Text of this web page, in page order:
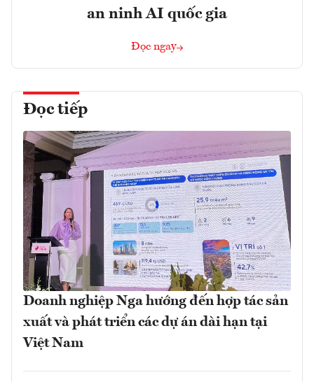
an ninh AI quốc gia
Đọc ngay
Đọc tiếp
Doanh nghiệp Nga hướng đến hợp tác sản
xuất và phát triển các dự án dài hạn tại
Việt Nam